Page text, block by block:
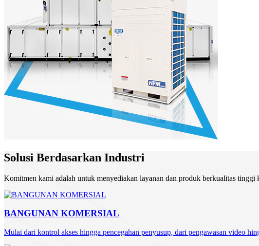
Solusi Berdasarkan Industri
Komitmen kami adalah untuk menyediakan layanan dan produk berkualitas tinggi
BANGUNAN KOMERSIAL
Mulai dari kontrol akses hingga pencegahan penyusup, dari pengawasan video